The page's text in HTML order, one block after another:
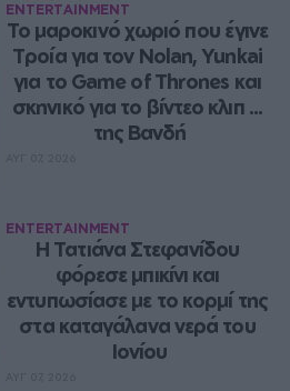
ENTERTAINMENT
Το μαροκινό χωριό που έγινε
Τροία για τον Nolan, Yunkai
για το Game of Thrones και
σκηνικό για το βίντεο κλιπ ...
της Βανδή
ENTERTAINMENT
Η Τατιάνα Στεφανίδου
φόρεσε μπικίνι και
εντυπωσίασε με το κορμί της
στα καταγάλανα νερά του
Ιονίου